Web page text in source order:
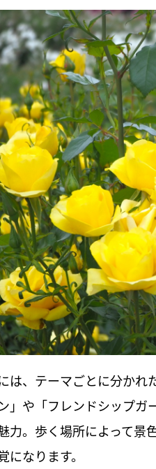
は、テーマごとに分かれ
」や「フレンドシップガ
力。歩く場所によって景
になります。